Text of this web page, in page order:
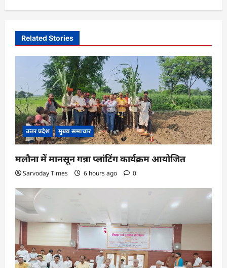
a
g
i
o
n
Related Stories
उत्तर प्रदेश मुख्य समाचार
मलौना में मानसून गन्ना प्लांटिंग कार्यक्रम आयोजित
Sarvoday Times 6 hours ago 0